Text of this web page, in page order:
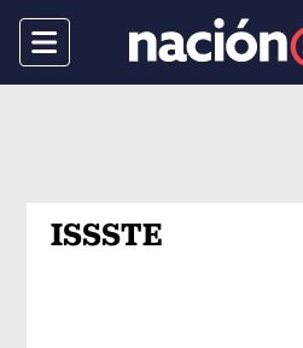
Menu
ISSSTE